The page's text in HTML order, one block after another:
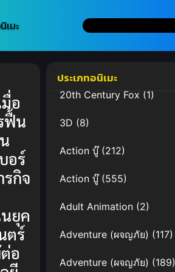
เมะ
อ
ฟื้น
อร์
กิจ
ยุค
ตร์
อ
ประเภทอนิเมะ
20th Century Fox(1)
3D (8)
Action บู๊(212)
Action บู๊(555)
Adult Animation (2)
Adventure (ผจญภัย) (117)
Adventure (ผจญภัย) (189)